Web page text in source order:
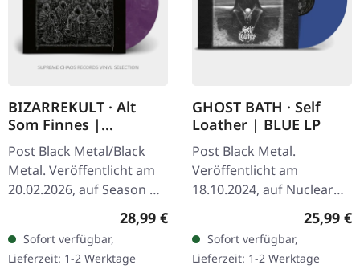
BIZARREKULT · Alt
Som Finnes |
MARBLED LP
Post Black Metal/Black
Metal. Veröffentlicht am
20.02.2026, auf Season Of
Mist Underground
Activists. Lila, schwarzes
und weißes marmoriertes
Vinyl…
Regulärer Preis:
28,99 €
Sofort verfügbar,
Lieferzeit: 1-2 Werktage
GHOST BATH · Self
Loather | BLUE LP
Post Black Metal.
Veröffentlicht am
18.10.2024, auf Nuclear
Blast Records. Blaues
Vinyl im Gatefold-Cover.
Das neueste Werk von
Ghost Bath, "Self…
25,99 €
Sofort verfügbar,
Lieferzeit: 1-2 Werktage